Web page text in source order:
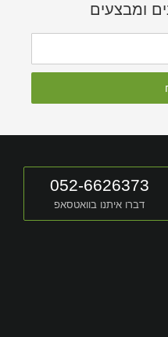
ומבצעים
052-6626373
דברו איתנו בוואטסאפ